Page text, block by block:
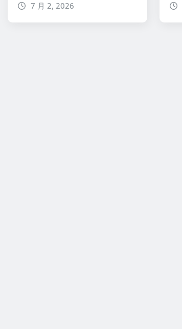
7 月 2, 2026